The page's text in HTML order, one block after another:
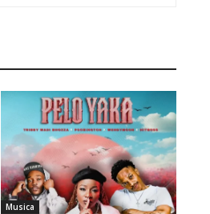
Musica